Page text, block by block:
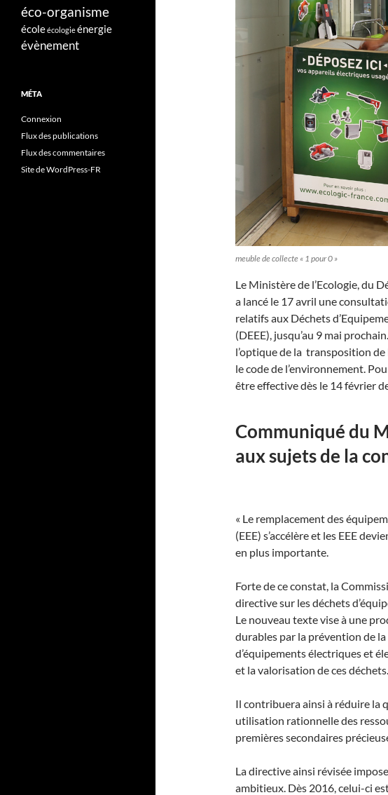
meuble de collecte « 1 pour 0 »
Le Ministère de l’Ecologie, du
a lancé le 17 avril une
relatifs aux Déchets
(DEEE), jusqu’au 9 mai
l’optique de la transposition
le code de l’environnement.
être effective dès le 14 février
Communiqué du
aux sujets de la
« Le remplacement des
(EEE) s’accélère et les EEE
en plus importante.
Forte de ce constat, la
directive sur les déchets
Le nouveau texte vise à une
durables par la prévention de
d’équipements électriques et
et la valorisation de ces déchets.
Il contribuera ainsi à réduire la
utilisation rationnelle des
premières secondaires
La directive ainsi révisée
ambitieux. Dès 2016, celui-ci
éco-organisme
écoleécologieénergie
évènement
MÉTA
Connexion
Flux des publications
Flux des commentaires
Site de WordPress-FR